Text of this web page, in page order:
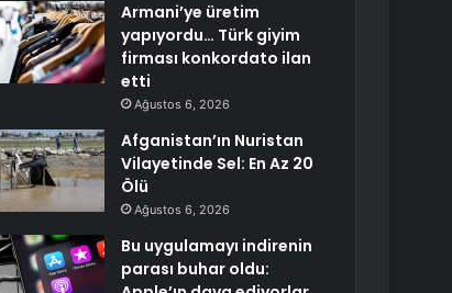
Armani’ye üretim
yapıyordu… Türk giyim
firması konkordato ilan
etti
Ağustos 6, 2026
Afganistan’ın Nuristan
Vilayetinde Sel: En Az 20
Ölü
Ağustos 6, 2026
Bu uygulamayı indirenin
parası buhar oldu: